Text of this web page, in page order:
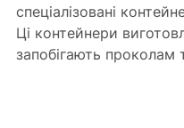
спеціалізовані
Ці контейнери
запобігають проколам